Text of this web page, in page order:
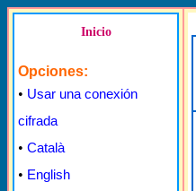
Inicio
Opciones:
• Usar una conexión
cifrada
• Català
• English